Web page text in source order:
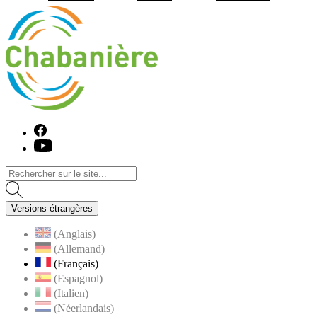
Facebook
Youtube
Versions étrangères
(Anglais)
(Allemand)
(Français)
(Espagnol)
(Italien)
(Néerlandais)